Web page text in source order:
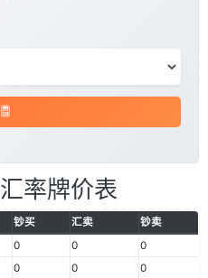
汇率牌价表
钞买 汇卖
钞卖
0 0
0
0 0
0